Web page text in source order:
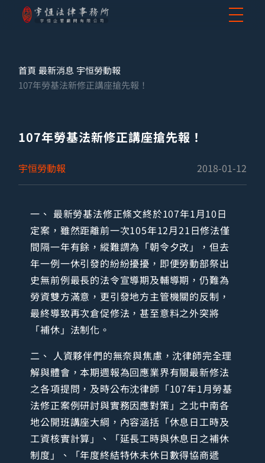
首頁 最新消息 宇恒勞動報
107年勞基法新修正講座搶先報！
107年勞基法新修正講座搶先報！
宇恒勞動報 2018-01-12
一、 最新勞基法修正條文終於107年1月10日
定案，雖然距離前一次105年12月21日修法僅
間隔一年有餘，縱難謂為「朝令夕改」，但去
年一例一休引發的紛紛擾擾，即便勞動部祭出
史無前例最長的法令宣導期及輔導期，仍難為
勞資雙方滿意，更引發地方主管機關的反制，
最終導致再次倉促修法，甚至意料之外突將
「補休」法制化。
二、 人資夥伴們的無奈與焦慮，沈律師完全理
解與體會，本期週報為回應業界有關最新修法
之各項提問，及時公布沈律師「107年1月勞基
法修正案例研討與實務因應對策」之北中南各
地公開班講座大綱，內容涵括「休息日工時及
工資核實計算」、「延長工時與休息日之補休
制度」、「年度終結特休未休日數得協商遞